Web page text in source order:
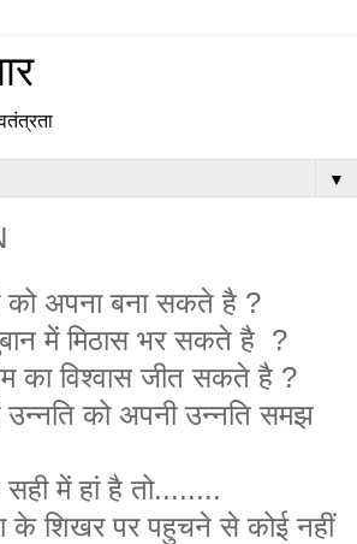
▼
को अपना बना सकते है ?
में मिठास भर सकते है ?
का विश्वास जीत सकते है ?
उन्नति को अपनी उन्नति समझ
में हां है तो........
शिखर पर पहुचने से कोई नहीं